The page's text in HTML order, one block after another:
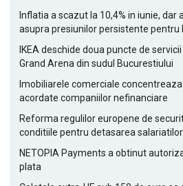
Inflatia a scazut la 10,4% in iunie,
asupra presiunilor persistente pentru
IKEA deschide doua puncte de
Grand Arena din sudul Bucurestiului
Imobiliarele comerciale
acordate companiilor nefinanciare
Reforma regulilor europene de
conditiile pentru detasarea salariatilor
NETOPIA Payments a obtinut
plata